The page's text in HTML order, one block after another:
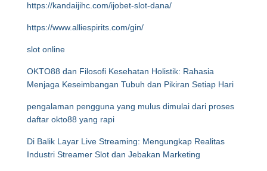
https://kandaijihc.com/ijobet-slot-dana/
https://www.alliespirits.com/gin/
slot online
OKTO88 dan Filosofi Kesehatan Holistik: Rahasia
Menjaga Keseimbangan Tubuh dan Pikiran Setiap Hari
pengalaman pengguna yang mulus dimulai dari proses
daftar okto88 yang rapi
Di Balik Layar Live Streaming: Mengungkap Realitas
Industri Streamer Slot dan Jebakan Marketing